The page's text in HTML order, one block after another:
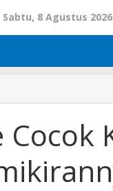
Sabtu, 8 Agustus 2026
Cocok